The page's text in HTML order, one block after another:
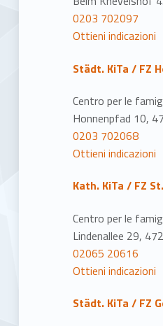
0203 702097
Ottieni indicazioni
Städt. KiTa / FZ
Centro per le
Honnenpfad 10,
0203 702068
Ottieni indicazioni
Kath. KiTa / FZ
Centro per le
Lindenallee 29,
02065 20616
Ottieni indicazioni
Städt. KiTa / FZ